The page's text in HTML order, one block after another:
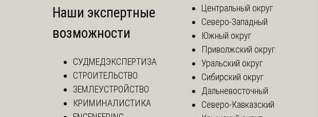
Наши экспертные
возможности
СУДМЕДЭКСПЕРТИЗА
СТРОИТЕЛЬСТВО
ЗЕМЛЕУСТРОЙСТВО
КРИМИНАЛИСТИКА
Центральный округ
Северо-Западный
Южный округ
Приволжский округ
Уральский округ
Сибирский округ
Дальневосточный
Северо-Кавказский